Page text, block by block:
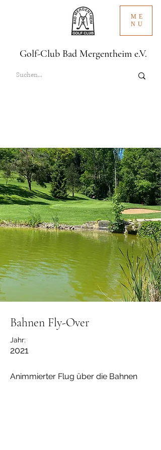
ME
NU
Golf-Club Bad Mergentheim e.V.
Bahnen Fly-Over
Jahr:
2021
Animmierter Flug über die Bahnen